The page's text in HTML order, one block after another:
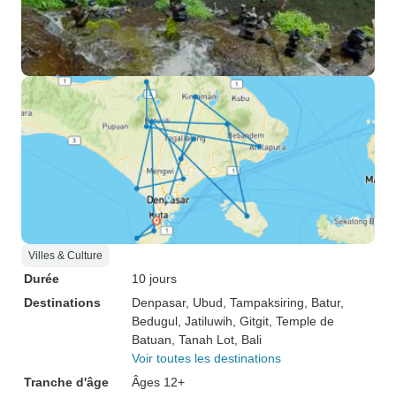
Villes & Culture
Durée
10 jours
Destinations
Denpasar, Ubud , Tampaksiring , Batur,
Bedugul , Jatiluwih , Gitgit , Temple de
Batuan , Tanah Lot , Bali
Voir toutes les destinations
Tranche d'âge
Âges 12+